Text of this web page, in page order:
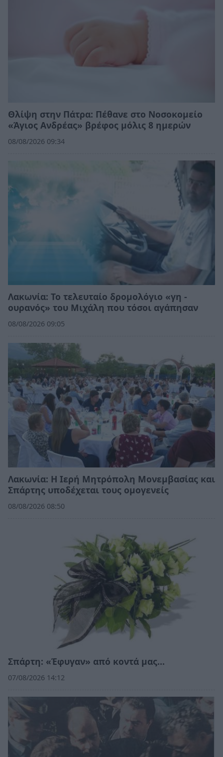
Θλίψη στην Πάτρα: Πέθανε στο Νοσοκομείο
«Άγιος Ανδρέας» βρέφος μόλις 8 ημερών
08/08/2026 09:34
Λακωνία: Το τελευταίο δρομολόγιο «γη -
ουρανός» του Μιχάλη που τόσοι αγάπησαν
08/08/2026 09:05
Λακωνία: Η Ιερή Μητρόπολη Μονεμβασίας και
Σπάρτης υποδέχεται τους ομογενείς
08/08/2026 08:50
Σπάρτη: «Έφυγαν» από κοντά μας…
07/08/2026 14:12